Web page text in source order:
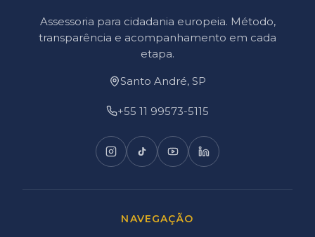
Assessoria para cidadania europeia. Método,
transparência e acompanhamento em cada
etapa.
Santo André, SP
+55 11 99573-5115
NAVEGAÇÃO